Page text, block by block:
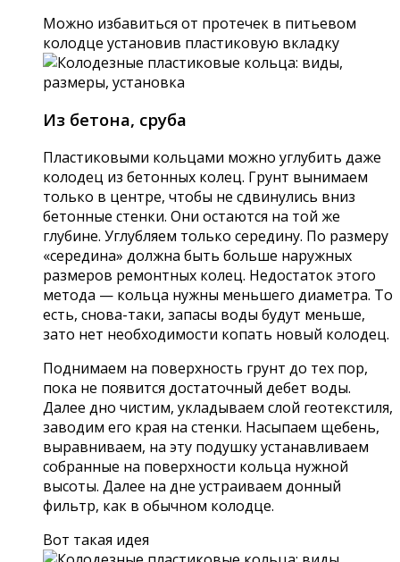
Можно избавиться от протечек в питьевом
колодце установив пластиковую вкладку
Из бетона, сруба
Пластиковыми кольцами можно углубить даже
колодец из бетонных колец. Грунт вынимаем
только в центре, чтобы не сдвинулись вниз
бетонные стенки. Они остаются на той же
глубине. Углубляем только середину. По размеру
«середина» должна быть больше наружных
размеров ремонтных колец. Недостаток этого
метода — кольца нужны меньшего диаметра. То
есть, снова-таки, запасы воды будут меньше,
зато нет необходимости копать новый колодец.
Поднимаем на поверхность грунт до тех пор,
пока не появится достаточный дебет воды.
Далее дно чистим, укладываем слой геотекстиля,
заводим его края на стенки. Насыпаем щебень,
выравниваем, на эту подушку устанавливаем
собранные на поверхности кольца нужной
высоты. Далее на дне устраиваем донный
фильтр, как в обычном колодце.
Вот такая идея